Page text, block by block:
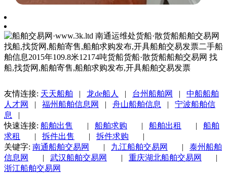
友情连接: 天天船舶 | 龙de船人 | 台州船舶网 | 中船船舶
人才网
| 福州船舶信息网 | 舟山船舶信息 | 宁波船舶信
息
|
快速连接: 船舶出售 | 船舶求购 | 船舶出租 | 船舶
求租
| 拆件出售 | 拆件求购 |
关键字: 南通船舶交易网 | 九江船舶交易网 | 泰州船舶
信息网
| 武汉船舶交易网 | 重庆湖北船舶交易网
|
浙江船舶交易网